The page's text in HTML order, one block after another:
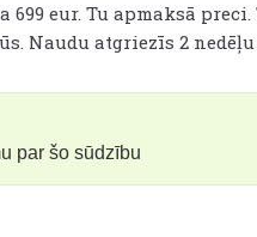
eur. Tu apmaksā
Naudu atgriezīs 2
par šo sūdzību